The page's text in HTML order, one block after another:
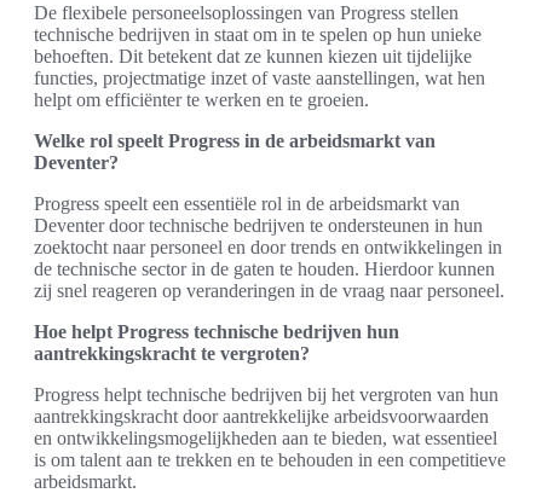
De flexibele personeelsoplossingen van Progress stellen
technische bedrijven in staat om in te spelen op hun unieke
behoeften. Dit betekent dat ze kunnen kiezen uit tijdelijke
functies, projectmatige inzet of vaste aanstellingen, wat hen
helpt om efficiënter te werken en te groeien.
Welke rol speelt Progress in de arbeidsmarkt van
Deventer?
Progress speelt een essentiële rol in de arbeidsmarkt van
Deventer door technische bedrijven te ondersteunen in hun
zoektocht naar personeel en door trends en ontwikkelingen in
de technische sector in de gaten te houden. Hierdoor kunnen
zij snel reageren op veranderingen in de vraag naar personeel.
Hoe helpt Progress technische bedrijven hun
aantrekkingskracht te vergroten?
Progress helpt technische bedrijven bij het vergroten van hun
aantrekkingskracht door aantrekkelijke arbeidsvoorwaarden
en ontwikkelingsmogelijkheden aan te bieden, wat essentieel
is om talent aan te trekken en te behouden in een competitieve
arbeidsmarkt.